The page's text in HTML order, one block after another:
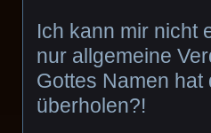
Ich kann mir nicht
nur allgemeine
Gottes Namen
überholen?!